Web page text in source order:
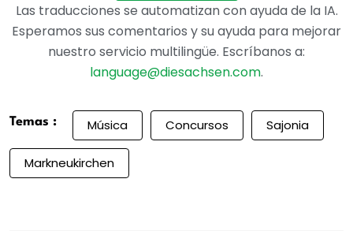
Las traducciones se automatizan con ayuda de la IA.
Esperamos sus comentarios y su ayuda para mejorar
nuestro servicio multilingüe. Escríbanos a:
language@diesachsen.com.
Temas : Música Concursos Sajonia
Markneukirchen